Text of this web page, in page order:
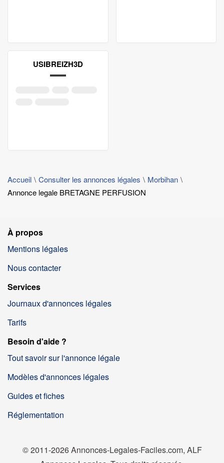
USIBREIZH3D
Accueil Consulter les annonces légales
Morbihan
Annonce legale BRETAGNE PERFUSION
À propos
Mentions légales
Nous contacter
Services
Journaux d'annonces légales
Tarifs
Besoin d'aide ?
Tout savoir sur l'annonce légale
Modèles d'annonces légales
Guides et fiches
Réglementation
© 2011-2026 Annonces-Legales-Faciles.com, ALF